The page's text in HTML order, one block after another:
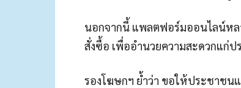
นอกจากนี้ แพลตฟอร์มออนไลน์หล
สั่งซื้อ เพื่ออำนวยความสะดวกแก่
รองโฆษกฯ ย้ำว่า ขอให้ประชาชน